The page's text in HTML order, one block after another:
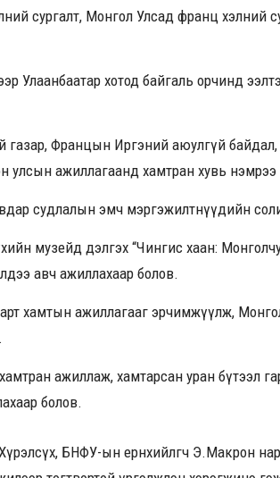
сургалт, Монгол Улсад франц хэлний
Улаанбаатар хотод байгаль орчинд
газар, Францын Иргэний аюулгүй
улсын ажиллагаанд хамтран хувь нэмрээ
судлалын эмч мэргэжилтнүүдийн
музейд дэлгэх “Чингис хаан:
авч ажиллахаар болов.
хамтын ажиллагааг эрчимжүүлж,
ажиллаж, хамтарсан уран бүтээл
болов.
БНФУ-ын ерөнхийлөгч Э.Макрон